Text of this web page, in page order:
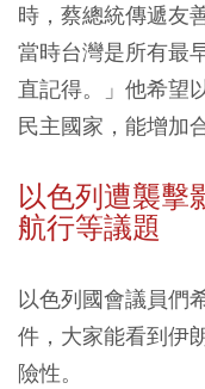
時，蔡總統傳遞友
當時台灣是所有最
直記得。」他希望
民主國家，能增加
以色列遭襲擊
航行等議題
以色列國會議員們
件，大家能看到伊
險性。